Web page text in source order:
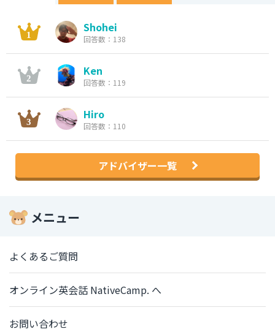
Shohei
回答数：138
Ken
回答数：119
Hiro
回答数：110
アドバイザー一覧
メニュー
よくあるご質問
オンライン英会話 NativeCamp. へ
お問い合わせ